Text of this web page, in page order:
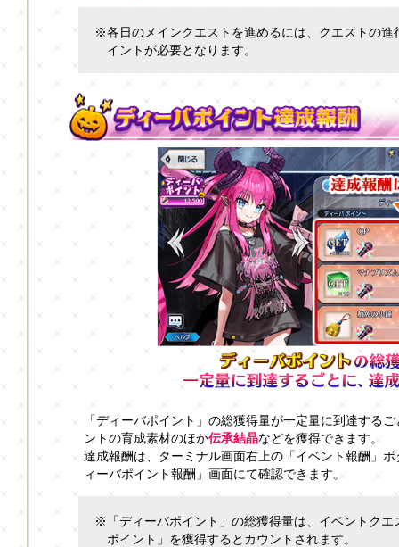
※各日のメインクエストを進めるには、クエストの進
イントが必要となります。
「ディーバポイント」の総獲得量が一定量に到達する
ントの育成素材のほか伝承結晶などを獲得できます。
達成報酬は、ターミナル画面右上の「イベント報酬」
ィーバポイント報酬」画面にて確認できます。
※「ディーバポイント」の総獲得量は、イベントクエ
ポイント」を獲得するとカウントされます。